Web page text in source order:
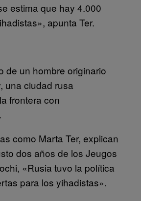
estima que hay 4.000
apunta Ter.
de un hombre originario
una ciudad rusa
frontera con
como Marta Ter, explican
dos años de los Jeugos
«Rusia tuvo la política
para los yihadistas».